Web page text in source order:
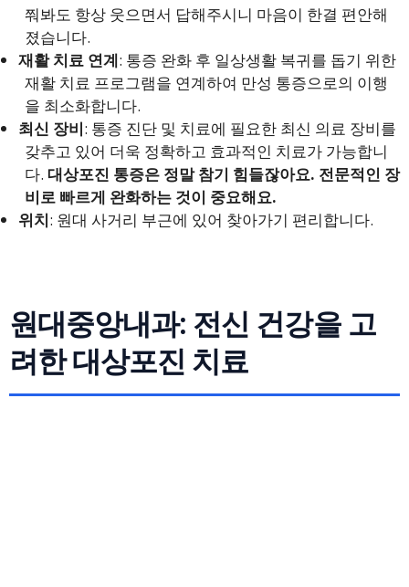
쭤봐도 항상 웃으면서 답해주시니 마음이 한결 편안해
졌습니다.
재활 치료 연계: 통증 완화 후 일상생활 복귀를 돕기 위한
재활 치료 프로그램을 연계하여 만성 통증으로의 이행
을 최소화합니다.
최신 장비: 통증 진단 및 치료에 필요한 최신 의료 장비를
갖추고 있어 더욱 정확하고 효과적인 치료가 가능합니
다. 대상포진 통증은 정말 참기 힘들잖아요. 전문적인 장
비로 빠르게 완화하는 것이 중요해요.
위치: 원대 사거리 부근에 있어 찾아가기 편리합니다.
원대중앙내과: 전신 건강을 고
려한 대상포진 치료